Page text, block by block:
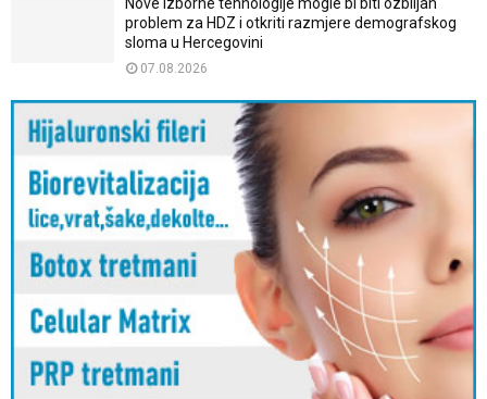
Nove izborne tehnologije mogle bi biti ozbiljan
problem za HDZ i otkriti razmjere demografskog
sloma u Hercegovini
07.08.2026